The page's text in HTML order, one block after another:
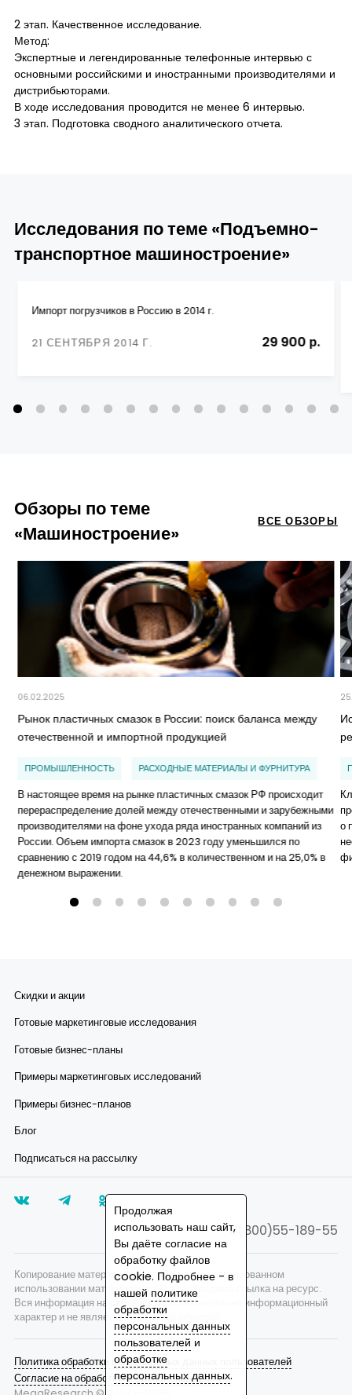
2 этап. Качественное исследование.
Метод:
Экспертные и легендированные телефонные интервью с
основными российскими и иностранными производителями и
дистрибьюторами.
В ходе исследования проводится не менее 6 интервью.
3 этап. Подготовка сводного аналитического отчета.
Исследования по теме «Подъемно-
транспортное машиностроение»
Импорт погрузчиков в Россию в 2014 г.
21 СЕНТЯБРЯ 2014 Г. 29 900 р.
Обзоры по теме
«Машиностроение»
ВСЕ ОБЗОРЫ
06.02.2025
Рынок пластичных смазок в России: поиск баланса между
отечественной и импортной продукцией
ПРОМЫШЛЕННОСТЬ РАСХОДНЫЕ МАТЕРИАЛЫ И ФУРНИТУРА
В настоящее время на рынке пластичных смазок РФ происходит
перераспределение долей между отечественными и зарубежными
производителями на фоне ухода ряда иностранных компаний из
России. Объем импорта смазок в 2023 году уменьшился по
сравнению с 2019 годом на 44,6% в количественном и на 25,0% в
денежном выражении.
о
Скидки и акции
Готовые маркетинговые исследования
Готовые бизнес-планы
Примеры маркетинговых исследований
Примеры бизнес-планов
Блог
Подписаться на рассылку
8(800)55-189-55
Политика обработки персональных данных пользователей
Согласие на обработку персональных данных
Копирование материалов запрещено, при согласованном
использовании материалов сайта необходима ссылка на ресурс.
Вся информация на сайте носит исключительно информационный
характер и не является публичной офертой.
Продолжая
использовать наш сайт,
Вы даёте согласие на
обработку файлов
cookie. Подробнее - в
нашей политике
обработки
персональных данных
пользователей и
обработке
персональных данных.